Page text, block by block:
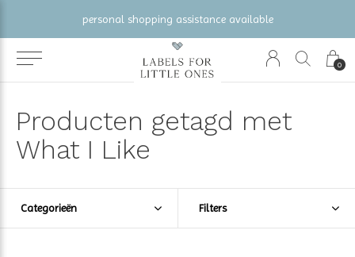
0
personal shopping assistance available
Producten getagd met
What I Like
Categorieën Filters